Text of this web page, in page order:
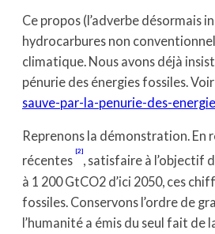
Ce propos (l’adverbe désormais
hydrocarbures non
climatique. Nous avons déjà
pénurie des énergies fossiles. Voir
sauve-par-la-penurie-des-
Reprenons la démonstration. En
récentes
[2]
, satisfaire à l’objectif
à 1 200 GtCO2 d’ici 2050, ces
fossiles. Conservons l’ordre de
l’humanité a émis du seul fait de